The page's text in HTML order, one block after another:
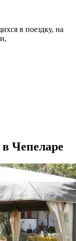
в поездку, на
Чепеларе